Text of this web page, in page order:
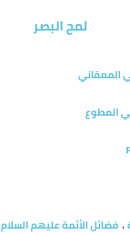
لمح البصر
الممقاني
المطوع
، فضائل الأئمة عليهم السلام